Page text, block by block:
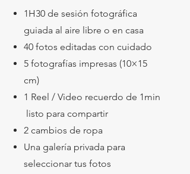
1H30 de sesión fotográfica
guiada al aire libre o en casa
40 fotos editadas con cuidado
5 fotografías impresas (10×15
cm)
1 Reel / Video recuerdo de 1min
listo para compartir
2 cambios de ropa
Una galería privada para
seleccionar tus fotos